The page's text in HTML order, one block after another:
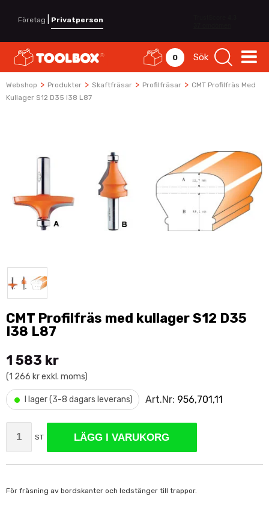
Företag Privatperson
0 Sök
Webshop > Produkter > Skaftfräsar > Profilfräsar > CMT Profilfräs Med
Kullager S12 D35 I38 L87
CMT Profilfräs med kullager S12 D35
I38 L87
1 583 kr
(1 266 kr exkl. moms)
• I lager (3-8 dagars leverans) Art.Nr: 956,701,11
ST LÄGG I VARUKORG
För fräsning av bordskanter och ledstänger till trappor.